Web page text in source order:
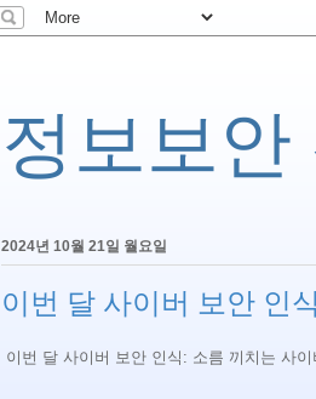
정보보안
2024년 10월 21일 월요일
이번 달 사이버 보안 인
이번 달 사이버 보안 인식: 소름 끼치는 사이